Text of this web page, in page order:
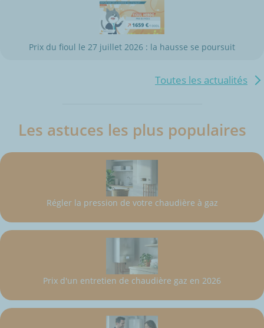
Prix du fioul le 27 juillet 2026 : la hausse se poursuit
Toutes les actualités
Les astuces les plus populaires
Régler la pression de votre chaudière à gaz
Prix d'un entretien de chaudière gaz en 2026